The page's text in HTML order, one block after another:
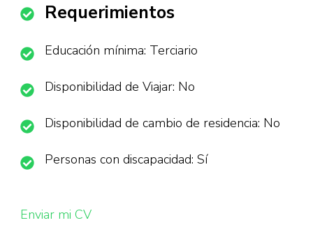
Requerimientos
Educación mínima: Terciario
Disponibilidad de Viajar: No
Disponibilidad de cambio de residencia: No
Personas con discapacidad: Sí
Enviar mi CV